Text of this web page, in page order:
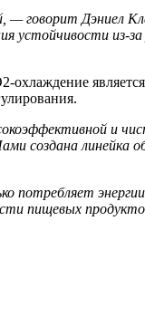
— говорит
устойчивости из-за
охлаждение
и
создана линейка
потребляет
пищевых